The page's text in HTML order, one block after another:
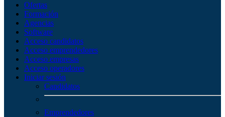
Ofertas
Formación
Agencias
Software
Acceso candidatos
Acceso emprendedores
Acceso empresas
Acceso operadores
Iniciar sesión
Candidatos
Emprendedores